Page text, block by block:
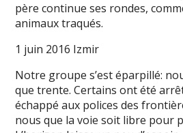
père continue ses rondes,
animaux traqués.
1 juin 2016 Izmir
Notre groupe s’est éparpillé:
que trente. Certains ont été
échappé aux polices des
nous que la voie soit libre pour